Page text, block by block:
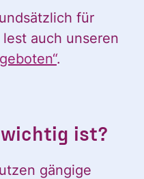
für
auch unseren
.
ist?
gängige